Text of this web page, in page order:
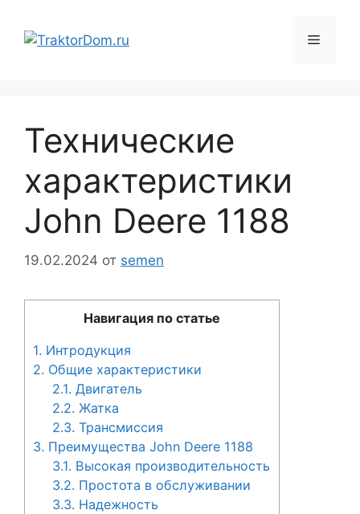
содержимому
Меню
Технические
характеристики
John Deere 1188
19.02.2024 от semen
Навигация по статье
1. Интродукция
2. Общие характеристики
2.1. Двигатель
2.2. Жатка
2.3. Трансмиссия
3. Преимущества John Deere 1188
3.1. Высокая производительность
3.2. Простота в обслуживании
3.3. Надежность